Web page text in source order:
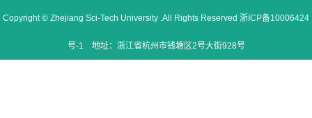
Copyright © Zhejiang Sci-Tech University .All Rights Reserved 浙ICP备10006424
号-1 地址：浙江省杭州市钱塘区2号大街928号